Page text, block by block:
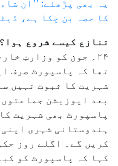
یہ بھی پڑھئے: ’’ان
کا حصہ بن چکا ہے،
تنازع کیسے شروع ہوا؟
۲۴؍ جون کو وزارتِ
تھا کہ پاسپورٹ صرف
شہریت کا ثبوت نہیں
بعد اپوزیشن
پاسپورٹ بھی شہریت
ہندوستانی شہری
کریں گے۔ اگلے روز
کہا کہ پاسپورٹ کو